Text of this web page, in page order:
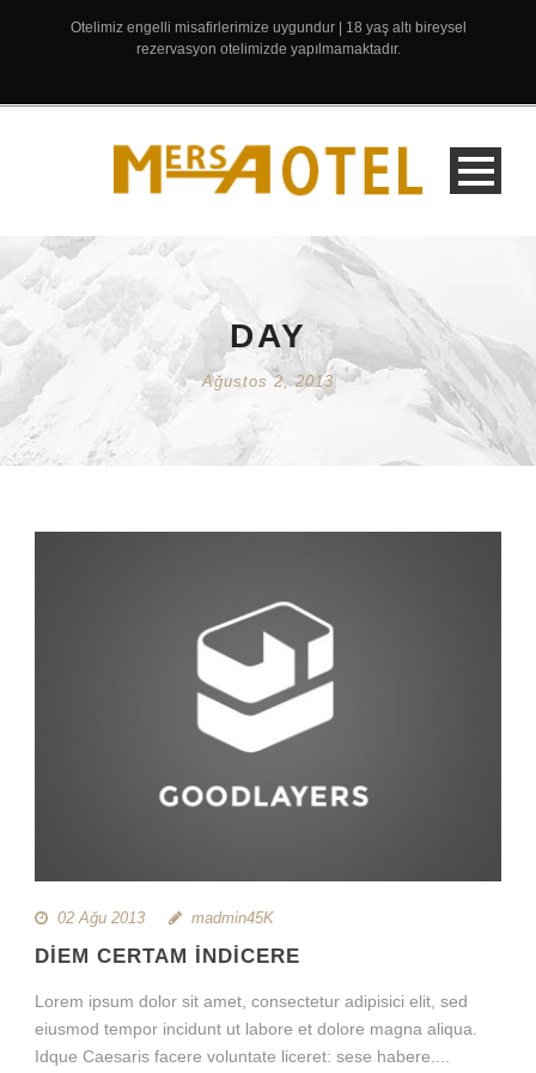
Otelimiz engelli misafirlerimize uygundur | 18 yaş altı bireysel
rezervasyon otelimizde yapılmamaktadır.
DAY
Ağustos 2, 2013
02 Ağu 2013 madmin45K
DIEM CERTAM INDICERE
Lorem ipsum dolor sit amet, consectetur adipisici elit, sed
eiusmod tempor incidunt ut labore et dolore magna aliqua.
Idque Caesaris facere voluntate liceret: sese habere....